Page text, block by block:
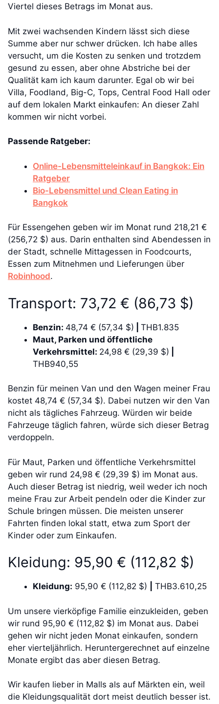
Viertel dieses Betrags im Monat aus.
Mit zwei wachsenden Kindern lässt sich diese
Summe aber nur schwer drücken. Ich habe alles
versucht, um die Kosten zu senken und trotzdem
gesund zu essen, aber ohne Abstriche bei der
Qualität kam ich kaum darunter. Egal ob wir bei
Villa, Foodland, Big-C, Tops, Central Food Hall oder
auf dem lokalen Markt einkaufen: An dieser Zahl
kommen wir nicht vorbei.
Passende Ratgeber:
Online-Lebensmitteleinkauf in Bangkok: Ein
Ratgeber
Bio-Lebensmittel und Clean Eating in
Bangkok
Für Essengehen geben wir im Monat rund 218,21 €
(256,72 $) aus. Darin enthalten sind Abendessen in
der Stadt, schnelle Mittagessen in Foodcourts,
Essen zum Mitnehmen und Lieferungen über
Robinhood.
Transport: 73,72 € (86,73 $)
Benzin: 48,74 € (57,34 $)
THB1.835
Maut, Parken und öffentliche
Verkehrsmittel: 24,98 € (29,39 $)
THB940,55
Benzin für meinen Van und den Wagen meiner Frau
kostet 48,74 € (57,34 $). Dabei nutzen wir den Van
nicht als tägliches Fahrzeug. Würden wir beide
Fahrzeuge täglich fahren, würde sich dieser Betrag
verdoppeln.
Für Maut, Parken und öffentliche Verkehrsmittel
geben wir rund 24,98 € (29,39 $) im Monat aus.
Auch dieser Betrag ist niedrig, weil weder ich noch
meine Frau zur Arbeit pendeln oder die Kinder zur
Schule bringen müssen. Die meisten unserer
Fahrten finden lokal statt, etwa zum Sport der
Kinder oder zum Einkaufen.
Kleidung: 95,90 € (112,82 $)
Kleidung: 95,90 € (112,82 $) THB3.610,25
Um unsere vierköpfige Familie einzukleiden, geben
wir rund 95,90 € (112,82 $) im Monat aus. Dabei
gehen wir nicht jeden Monat einkaufen, sondern
eher vierteljährlich. Heruntergerechnet auf einzelne
Monate ergibt das aber diesen Betrag.
Wir kaufen lieber in Malls als auf Märkten ein, weil
die Kleidungsqualität dort meist deutlich besser ist.